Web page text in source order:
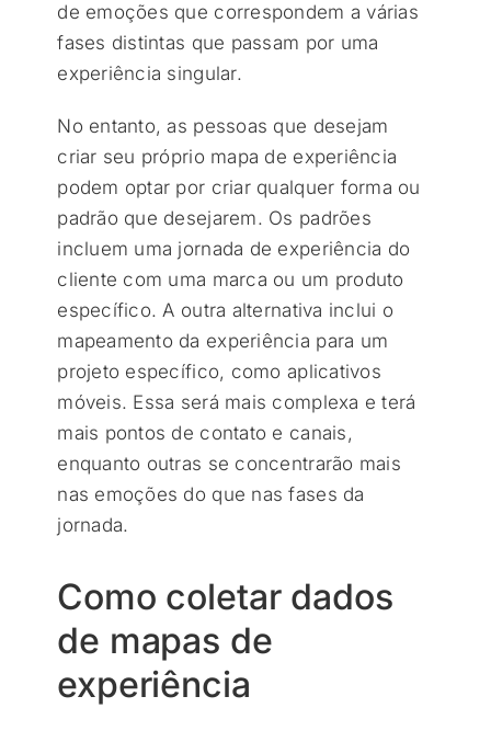
de emoções que correspondem a várias
fases distintas que passam por uma
experiência singular.
No entanto, as pessoas que desejam
criar seu próprio mapa de experiência
podem optar por criar qualquer forma ou
padrão que desejarem. Os padrões
incluem uma jornada de experiência do
cliente com uma marca ou um produto
específico. A outra alternativa inclui o
mapeamento da experiência para um
projeto específico, como aplicativos
móveis. Essa será mais complexa e terá
mais pontos de contato e canais,
enquanto outras se concentrarão mais
nas emoções do que nas fases da
jornada.
Como coletar dados
de mapas de
experiência